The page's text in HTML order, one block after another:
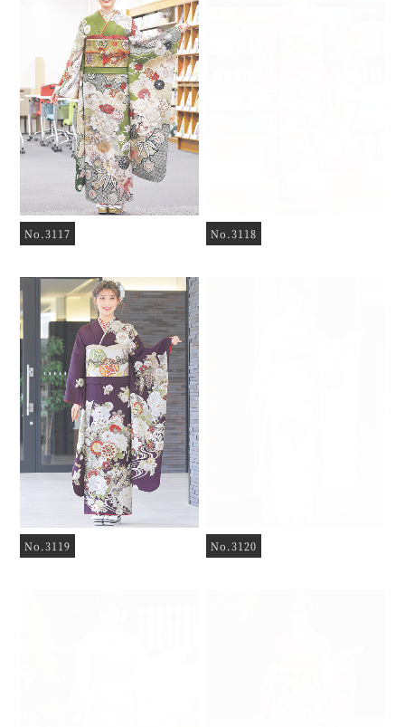
No.3117 No.3118
No.3119 No.3120